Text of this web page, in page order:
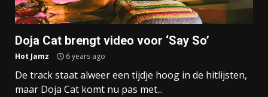
Doja Cat brengt video voor ‘Say So’
Hot Jamz 6 years ago
De track staat alweer een tijdje hoog in de hitlijsten,
maar Doja Cat komt nu pas met...